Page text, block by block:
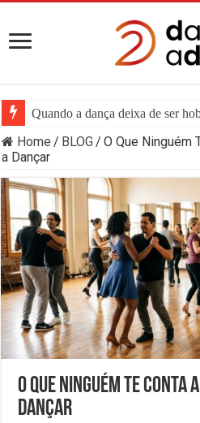
Quando a dança deixa de ser
Home / BLOG/ O Que Ninguém
a Dançar
O Que Ninguém Te Conta
Dançar